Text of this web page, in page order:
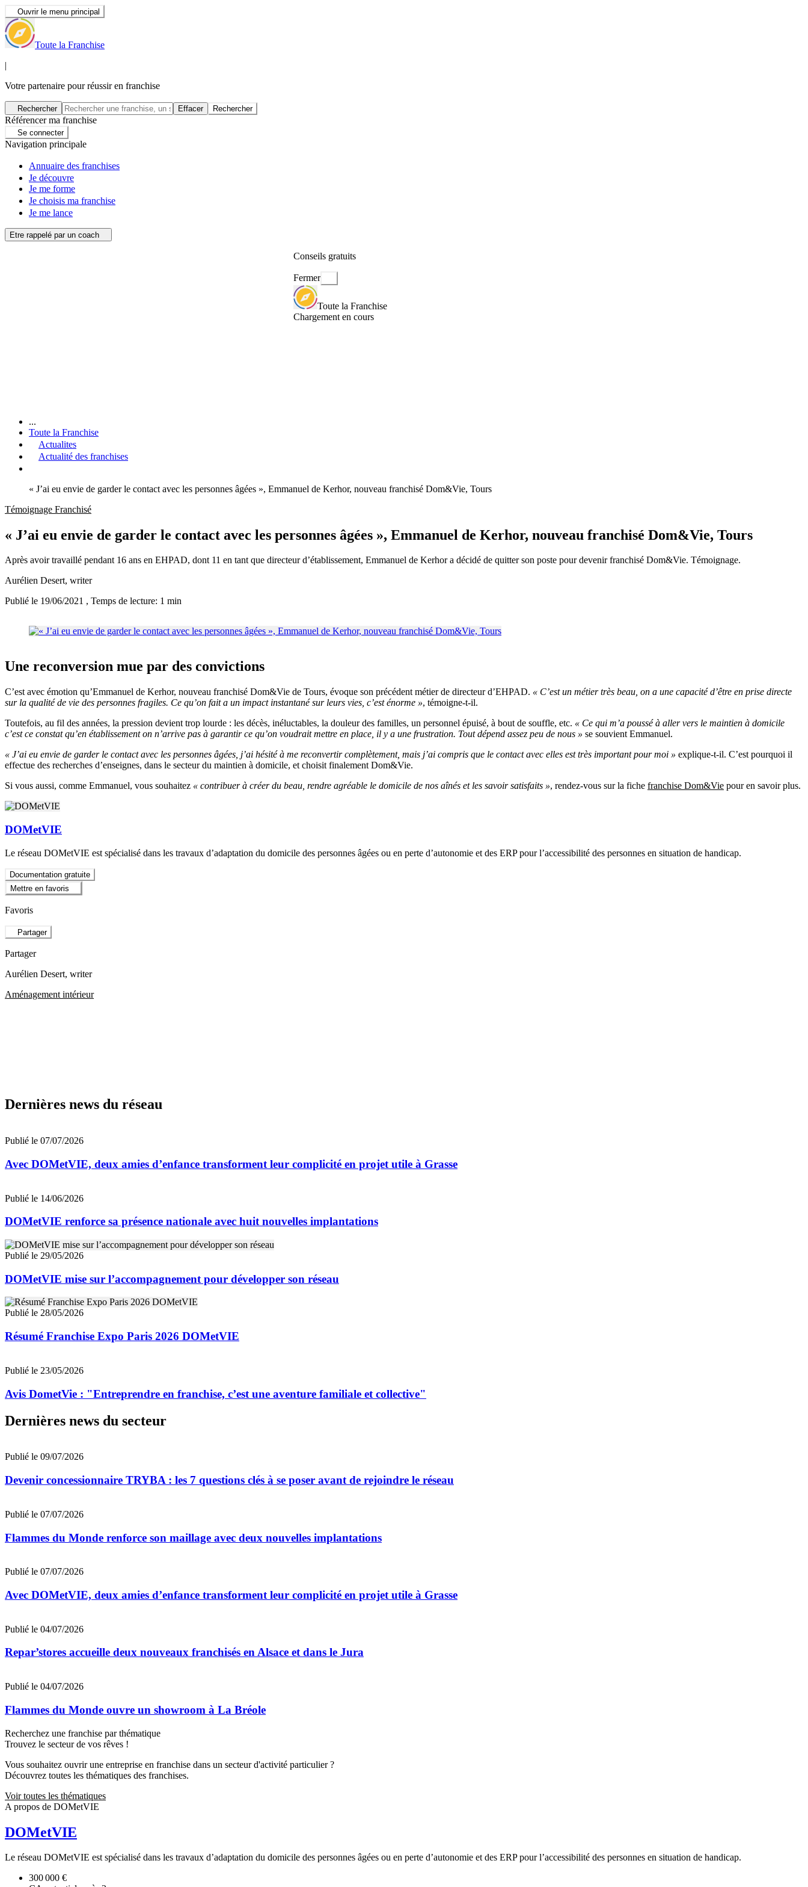
Ouvrir le menu principal
Toute la Franchise
|
Votre partenaire pour réussir en franchise
Rechercher Effacer Rechercher
Référencer ma franchise
Se connecter
Navigation principale
Annuaire des franchises
Je découvre
Je me forme
Je choisis ma franchise
Je me lance
Etre rappelé par un coach
Conseils gratuits
Fermer
Toute la Franchise
Chargement en cours
...
Toute la Franchise
Actualites
Actualité des franchises
« J’ai eu envie de garder le contact avec les personnes âgées », Emmanuel de Kerhor, nouveau franchisé Dom&Vie, Tours
Témoignage Franchisé
« J’ai eu envie de garder le contact avec les personnes âgées », Emmanuel de Kerhor, nouveau franchisé Dom&Vie, Tours
Après avoir travaillé pendant 16 ans en EHPAD, dont 11 en tant que directeur d’établissement, Emmanuel de Kerhor a décidé de quitter son poste pour devenir franchisé Dom&Vie. Témoignage.
Aurélien Desert, writer
Publié le 19/06/2021 , Temps de lecture: 1 min
Une reconversion mue par des convictions
C’est avec émotion qu’Emmanuel de Kerhor, nouveau franchisé Dom&Vie de Tours, évoque son précédent métier de directeur d’EHPAD. « C’est un métier très beau, on a une capacité d’être en prise directe
sur la qualité de vie des personnes fragiles. Ce qu’on fait a un impact instantané sur leurs vies, c’est énorme », témoigne-t-il.
Toutefois, au fil des années, la pression devient trop lourde : les décès, inéluctables, la douleur des familles, un personnel épuisé, à bout de souffle, etc. « Ce qui m’a poussé à aller vers le maintien à domicile
c’est ce constat qu’en établissement on n’arrive pas à garantir ce qu’on voudrait mettre en place, il y a une frustration. Tout dépend assez peu de nous » se souvient Emmanuel.
« J’ai eu envie de garder le contact avec les personnes âgées, j’ai hésité à me reconvertir complètement, mais j’ai compris que le contact avec elles est très important pour moi » explique-t-il. C’est pourquoi il
effectue des recherches d’enseignes, dans le secteur du maintien à domicile, et choisit finalement Dom&Vie.
Si vous aussi, comme Emmanuel, vous souhaitez « contribuer à créer du beau, rendre agréable le domicile de nos aînés et les savoir satisfaits », rendez-vous sur la fiche franchise Dom&Vie pour en savoir plus.
DOMetVIE
Le réseau DOMetVIE est spécialisé dans les travaux d’adaptation du domicile des personnes âgées ou en perte d’autonomie et des ERP pour l’accessibilité des personnes en situation de handicap.
Documentation gratuite
Mettre en favoris
Favoris
Partager
Partager
Aurélien Desert, writer
Aménagement intérieur
Dernières news du réseau
Publié le 07/07/2026
Avec DOMetVIE, deux amies d’enfance transforment leur complicité en projet utile à Grasse
Publié le 14/06/2026
DOMetVIE renforce sa présence nationale avec huit nouvelles implantations
Publié le 29/05/2026
DOMetVIE mise sur l’accompagnement pour développer son réseau
Publié le 28/05/2026
Résumé Franchise Expo Paris 2026 DOMetVIE
Publié le 23/05/2026
Avis DometVie : "Entreprendre en franchise, c’est une aventure familiale et collective"
Dernières news du secteur
Publié le 09/07/2026
Devenir concessionnaire TRYBA : les 7 questions clés à se poser avant de rejoindre le réseau
Publié le 07/07/2026
Flammes du Monde renforce son maillage avec deux nouvelles implantations
Publié le 07/07/2026
Avec DOMetVIE, deux amies d’enfance transforment leur complicité en projet utile à Grasse
Publié le 04/07/2026
Repar’stores accueille deux nouveaux franchisés en Alsace et dans le Jura
Publié le 04/07/2026
Flammes du Monde ouvre un showroom à La Bréole
Recherchez une franchise par thématique
Trouvez le secteur de vos rêves !
Vous souhaitez ouvrir une entreprise en franchise dans un secteur d'activité particulier ?
Découvrez toutes les thématiques des franchises.
Voir toutes les thématiques
A propos de DOMetVIE
DOMetVIE
Le réseau DOMetVIE est spécialisé dans les travaux d’adaptation du domicile des personnes âgées ou en perte d’autonomie et des ERP pour l’accessibilité des personnes en situation de handicap.
300 000 €